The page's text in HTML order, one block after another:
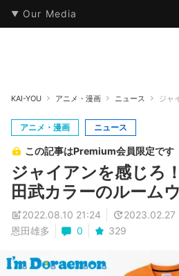
Our Media
本・文芸 情報化社会
KAI-YOU アニメ・漫画 ニュース ジャ
アニメ・漫画 ニュース
この記事はPremium会員限定です
ジャイアンを感じろ
田武カラーのルーム
2022.08.10 21:24
2023.02.27
恩田雄多
0 329